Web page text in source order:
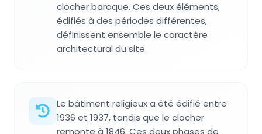
clocher baroque. Ces deux éléments,
édifiés à des périodes différentes,
définissent ensemble le caractère
architectural du site.
Le bâtiment religieux a été édifié entre
1936 et 1937, tandis que le clocher
remonte à 1846. Ces deux phases de